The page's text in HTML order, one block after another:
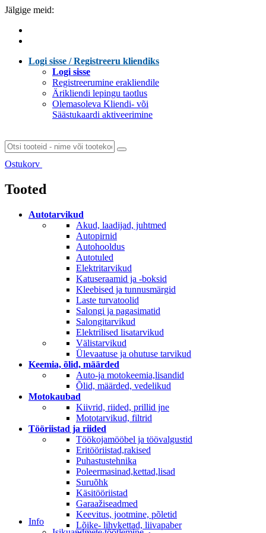
Jälgige meid:
Logi sisse / Registreeru kliendiks
Logi sisse
Registreerumine erakliendile
Ärikliendi lepingu taotlus
Olemasoleva Kliendi- või
Säästukaardi aktiveerimine
Ostukorv
Tooted
Autotarvikud
Akud, laadijad, juhtmed
Autopirnid
Autohooldus
Autotuled
Elektritarvikud
Katuseraamid ja -boksid
Kleebised ja tunnusmärgid
Laste turvatoolid
Salongi ja pagasimatid
Salongitarvikud
Elektrilised lisatarvikud
Välistarvikud
Ülevaatuse ja ohutuse tarvikud
Keemia, õlid, määrded
Auto-ja motokeemia,lisandid
Õlid, määrded, vedelikud
Motokaubad
Kiivrid, riided, prillid jne
Mototarvikud, filtrid
Tööriistad ja riided
Töökojamööbel ja töövalgustid
Eritööriistad,rakised
Puhastustehnika
Poleermasinad,kettad,lisad
Suruõhk
Käsitööriistad
Garaažiseadmed
Keevitus, jootmine, põletid
Lõike- lihvkettad, liivapaber
Info